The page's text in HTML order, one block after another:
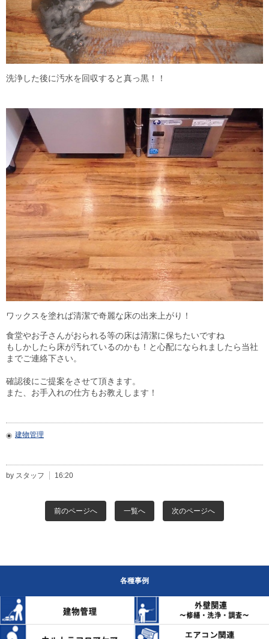
洗浄した後に汚水を回収すると真っ黒！！
ワックスを塗れば清潔で奇麗な床の出来上がり！
食堂やお子さんがおられる等の床は清潔に保ちたいですね
もしかしたら床が汚れているのかも！と心配になられましたら当社
までご連絡下さい。
確認後にご提案をさせて頂きます。
また、お手入れの仕方もお教えします！
建物管理
by スタッフ 16:20
前のページへ 一覧へ 次のページへ
各種事例